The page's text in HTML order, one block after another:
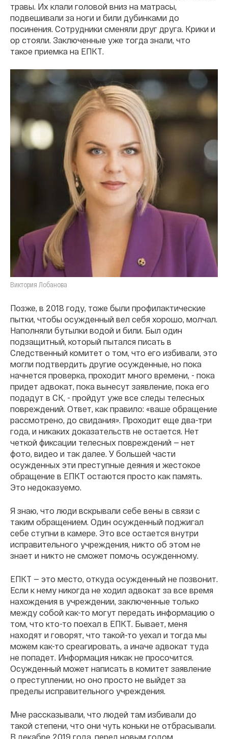
травы. Их клали головой вниз на матрасы,
подвешивали за ноги и били дубинками до
посинения. Сотрудники сменяли друг друга. Крики и
ор стояли. Заключенные уже тогда знали, что
такое приемка на ЕПКТ.
Виктория Лобанова
Позже, в 2018 году, тоже были профилактические
пытки, чтобы осужденный вел себя хорошо, молчал.
Наполняли бутылки водой и били. Был один
подзащитный, который пытался писать в
Следственный комитет о том, что его избивали, это
могли подтвердить другие осужденные, но пока
начнется проверка, проходит много времени, - пока
придет адвокат, пока вынесут заявление, пока его
подадут в СК, - пройдут уже все следы телесных
повреждений. Ответ, как правило: «ваше обращение
рассмотрено, до свидания». Проходит еще два-три
года, и никаких доказательств не остается. Нет
четкой фиксации телесных повреждений — нет
фото, видео и так далее. У большей части
осужденных эти преступные деяния и жестокое
обращение в ЕПКТ остаются просто как память.
Это недоказуемо.
Я знаю, что люди вскрывали себе вены в связи с
таким обращением. Один осужденный поджигал
себе ступни в камере. Это все остается внутри
исправительного учреждения, никто об этом не
знает и никто не сможет помочь осужденному.
ЕПКТ — это место, откуда осужденный не позвонит.
Если к нему никогда не ходил адвокат за все время
нахождения в учреждении, заключенные только
между собой как-то могут передать информацию о
том, что кто-то поехал в ЕПКТ. Бывает, меня
находят и говорят, что такой-то уехал и тогда мы
можем как-то среагировать, а иначе адвокат туда
не попадет. Информация никак не просочится.
Осужденный может написать в комитет заявление
о преступлении, но оно просто не выйдет за
пределы исправительного учреждения.
Мне рассказывали, что людей там избивали до
такой степени, что они чуть коньки не отбрасывали.
В декабре 2019 года, перед новым годом,